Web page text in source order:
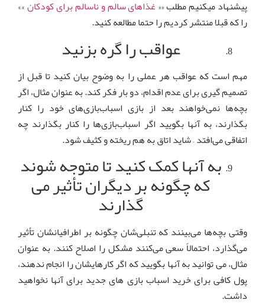
پیشنهاد میکنیم مطلب ««غذاهای سالم و ناسالم برای کودکان»»
را که قبلا منتشر کردیم را حتما مطالعه کنید.
عواقب را گره بزنید
مهم است که عواقب هر عملی را به وضوح بیان کنید تا قبل از
تصمیم گیری برای عدم اقدام، دو بار فکر کند. به عنوان مثال، اگر
بچه‌ها نمی‌خواهند بعد از بازی اسباب‌بازی‌های خود را کنار
بگذارند، به آنها بگویید اگر اسباب‌بازی‌ها را کنار بگذارند چه
اتفاقی می‌افتد – شاید اتاق به هم ریخته و کثیف شود.
به آنها کمک کنید تا متوجه شوند
که چگونه بر دیگران تأثیر می
گذارند
وقتی بچه‌ها می‌بینند که تنبلی‌شان چگونه بر اطرافیانشان تأثیر
می‌گذارد، احتمالاً سعی می‌کنند مشکل را اصلاح کنند. به عنوان
مثال، می توانید به آنها بگویید که اگر کارهایشان را انجام ندهند،
پول کافی برای خرید اسباب بازی های جدید برای آنها نخواهید
داشت.